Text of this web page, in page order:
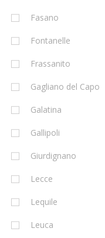
Fasano
Fontanelle
Frassanito
Gagliano del Capo
Galatina
Gallipoli
Giurdignano
Lecce
Lequile
Leuca